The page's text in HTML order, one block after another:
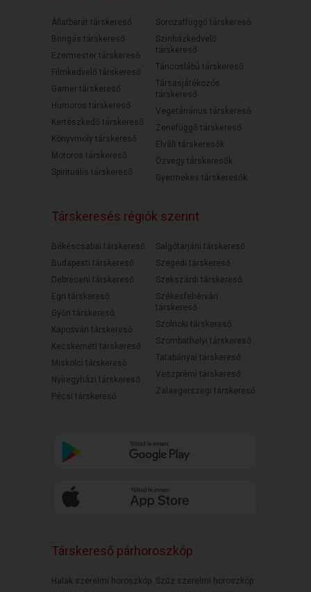
Állatbarát társkereső
Bringás társkereső
Ezermester társkereső
Filmkedvelő társkereső
Gamer társkereső
Humoros társkereső
Kertészkedő társkereső
Könyvmoly társkereső
Motoros társkereső
Spirituális társkereső
Sorozatfüggő társkereső
Színházkedvelő
társkereső
Táncoslábú társkereső
Társasjátékozós
társkereső
Vegetáriánus társkereső
Zenefüggő társkereső
Elvált társkeresők
Özvegy társkeresők
Gyermekes társkeresők
Társkeresés régiók szerint
Békéscsabai társkereső
Budapesti társkereső
Debreceni társkereső
Egri társkereső
Győri társkereső
Kaposvári társkereső
Kecskeméti társkereső
Miskolci társkereső
Nyíregyházi társkereső
Pécsi társkereső
Salgótarjáni társkereső
Szegedi társkereső
Szekszárdi társkereső
Székesfehérvári
társkereső
Szolnoki társkereső
Szombathelyi társkereső
Tatabányai társkereső
Veszprémi társkereső
Zalaegerszegi társkereső
Társkereső párhoroszkóp
Halak szerelmi horoszkóp Szűz szerelmi horoszkóp